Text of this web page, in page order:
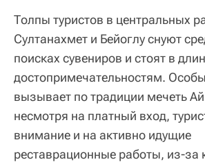
Толпы туристов в центральных
Султанахмет и Бейоглу снуют
поисках сувениров и стоят в
достопримечательностям.
вызывает по традиции мечеть
несмотря на платный вход,
внимание и на активно идущие
реставрационные работы, из-за